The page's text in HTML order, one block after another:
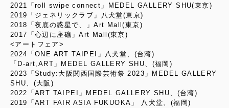
2021「roll swipe connect」MEDEL GALLERY SHU(東京)
2019「ジェネリックラブ」八犬堂(東京)
2018「夜底の惑星で、」Art Mall(東京)
2017「心辺に座礁」Art Mall(東京)
<アートフェア>
2024「ONE ART TAIPEI」八犬堂、(台湾)
「D-art,ART」MEDEL GALLERY SHU、(福岡)
2023「Study:大阪関西国際芸術祭 2023」MEDEL GALLERY
SHU、(大阪)
2022「ART TAIPEI」MEDEL GALLERY SHU、(台湾)
2019「ART FAIR ASIA FUKUOKA」 八犬堂、(福岡)